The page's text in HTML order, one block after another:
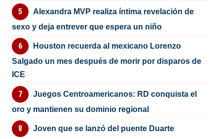
Alexandra MVP realiza íntima revelación de
sexo y deja entrever que espera un niño
Houston recuerda al mexicano Lorenzo
Salgado un mes después de morir por disparos de
ICE
Juegos Centroamericanos: RD conquista el
oro y mantienen su dominio regional
Joven que se lanzó del puente Duarte